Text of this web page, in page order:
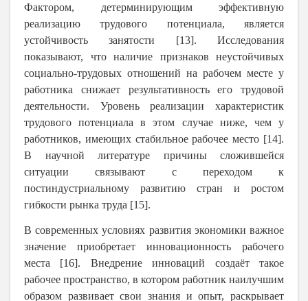
Фактором, детерминирующим эффективную
реализацию трудового потенциала, является
устойчивость занятости [13]. Исследования
показывают, что наличие признаков неустойчивых
социально-трудовых отношений на рабочем месте у
работника снижает результативность его трудовой
деятельности. Уровень реализации характеристик
трудового потенциала в этом случае ниже, чем у
работников, имеющих стабильное рабочее место [14].
В научной литературе причины сложившейся
ситуации связывают с переходом к
постиндустриальному развитию стран и ростом
гибкости рынка труда [15].
В современных условиях развития экономики важное
значение приобретает инновационность рабочего
места [16]. Внедрение инноваций создаёт такое
рабочее пространство, в котором работник наилучшим
образом развивает свои знания и опыт, раскрывает